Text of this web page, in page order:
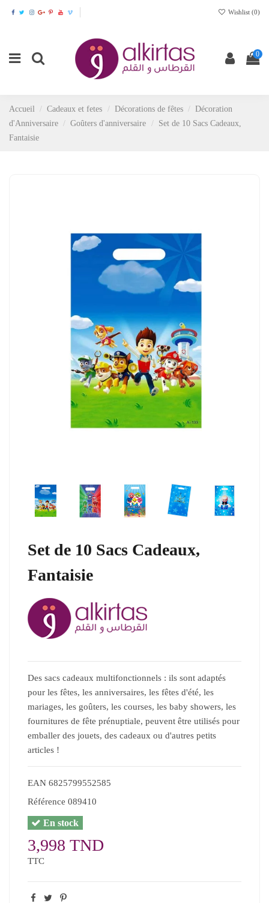
Wishlist (0)
0
Accueil Cadeaux et fetes Décorations de fêtes
Décoration
d'Anniversaire
Goûters d'anniversaire
Set de 10 Sacs Cadeaux,
Fantaisie
Set de 10 Sacs Cadeaux,
Fantaisie
Des sacs cadeaux multifonctionnels : ils sont adaptés
pour les fêtes, les anniversaires, les fêtes d'été, les
mariages, les goûters, les courses, les baby showers, les
fournitures de fête prénuptiale, peuvent être utilisés pour
emballer des jouets, des cadeaux ou d'autres petits
articles !
EAN 6825799552585
Référence 089410
En stock
3,998 TND
TTC